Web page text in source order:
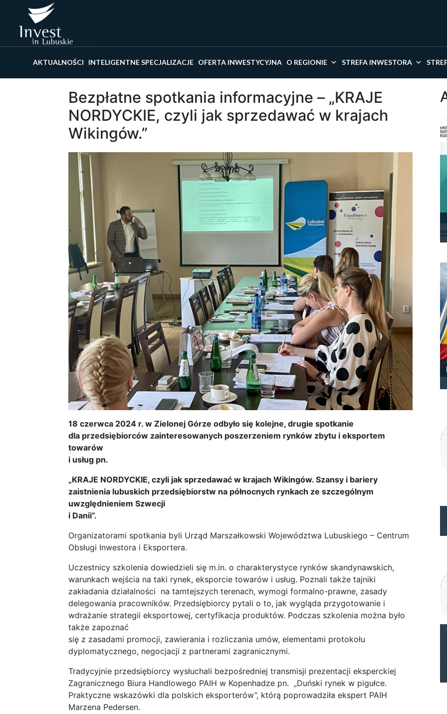
AKTUALNOŚCI INTELIGENTNE SPECJALIZACJE OFERTA INWESTYCYJNA O REGIONIE STREFA INWESTORA
Bezpłatne spotkania informacyjne – „KRAJE
NORDYCKIE, czyli jak sprzedawać w krajach
Wikingów.”
18 czerwca 2024 r. w Zielonej Górze odbyło się kolejne, drugie spotkanie
dla przedsiębiorców zainteresowanych poszerzeniem rynków zbytu i eksportem
towarów
i usług pn.
„KRAJE NORDYCKIE, czyli jak sprzedawać w krajach Wikingów. Szansy i bariery
zaistnienia lubuskich przedsiębiorstw na północnych rynkach ze szczególnym
uwzględnieniem Szwecji
i Danii”.
Organizatorami spotkania byli Urząd Marszałkowski Województwa Lubuskiego – Centrum
Obsługi Inwestora i Eksportera.
Uczestnicy szkolenia dowiedzieli się m.in. o charakterystyce rynków skandynawskich,
warunkach wejścia na taki rynek, eksporcie towarów i usług. Poznali także tajniki
zakładania działalności na tamtejszych terenach, wymogi formalno-prawne, zasady
delegowania pracowników. Przedsiębiorcy pytali o to, jak wygląda przygotowanie i
wdrażanie strategii eksportowej, certyfikacja produktów. Podczas szkolenia można było
także zapoznać
się z zasadami promocji, zawierania i rozliczania umów, elementami protokołu
dyplomatycznego, negocjacji z partnerami zagranicznymi.
Tradycyjnie przedsiębiorcy wysłuchali bezpośredniej transmisji prezentacji eksperckiej
Zagranicznego Biura Handlowego PAIH w Kopenhadze pn. „Duński rynek w pigułce.
Praktyczne wskazówki dla polskich eksporterów”, którą poprowadziła ekspert PAIH
Marzena Pedersen.